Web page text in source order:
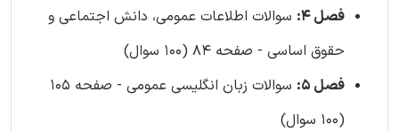
فصل 4:
سوالات اطلاعات عمومی، دانش اجتماعی و
حقوق اساسی - صفحه 84 (100 سوال)
فصل 5:
سوالات زبان انگلیسی عمومی - صفحه 105
(100 سوال)